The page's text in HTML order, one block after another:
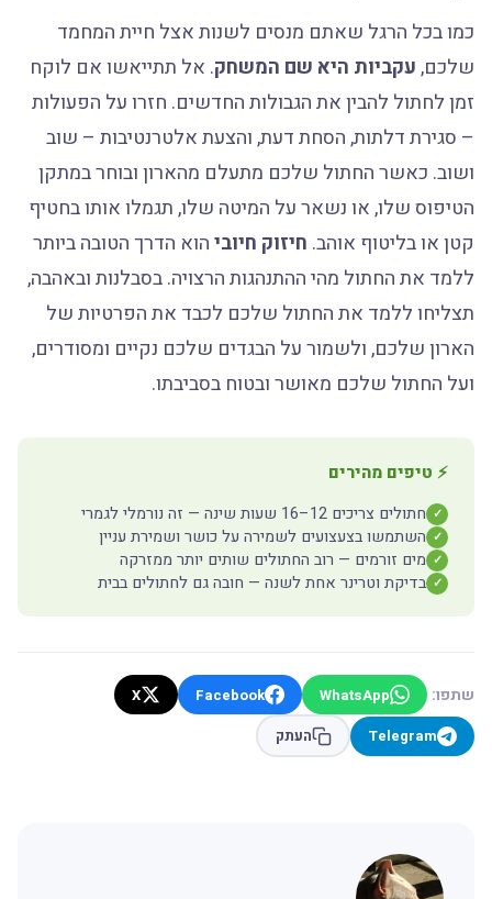
כמו בכל הרגל שאתם מנסים לשנות אצל חיית המחמד
שלכם,עקביות היא שם המשחק. אל תתייאשו אם לוקח
זמן לחתול להבין את הגבולות החדשים. חזרו על הפעולות
– סגירת דלתות, הסחת דעת, והצעת אלטרנטיבות – שוב
ושוב. כאשר החתול שלכם מתעלם מהארון ובוחר במתקן
הטיפוס שלו, או נשאר על המיטה שלו, תגמלו אותו בחטיף
קטן או בליטוף אוהב.חיזוק חיוביהוא הדרך הטובה ביותר
ללמד את החתול מהי ההתנהגות הרצויה. בסבלנות ובאהבה,
תצליחו ללמד את החתול שלכם לכבד את הפרטיות של
הארון שלכם, ולשמור על הבגדים שלכם נקיים ומסודרים,
ועל החתול שלכם מאושר ובטוח בסביבתו.
⚡ טיפים מהירים
✓ חתולים צריכים 12–16 שעות שינה — זה נורמלי לגמרי
✓ השתמשו בצעצועים לשמירה על כושר ושמירת עניין
✓ מים זורמים — רוב החתולים שותים יותר ממזרקה
✓ בדיקת וטרינר אחת לשנה — חובה גם לחתולים בבית
שתפו: WhatsApp
Facebook
X
Telegram
העתק